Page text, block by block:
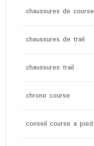
chaussures de course
chaussures de trail
chaussures trail
chrono course
conseil course a pied